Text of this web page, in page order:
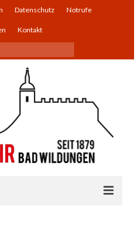
Datenschutz Notrufe
Kontakt